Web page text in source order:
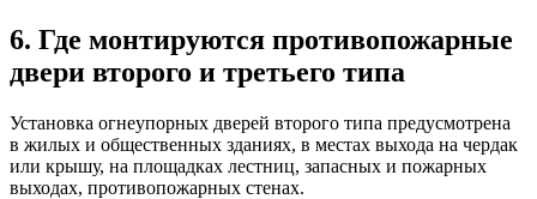
6. Где монтируются противопожарные
двери второго и третьего типа
Установка огнеупорных дверей второго типа предусмотрена
в жилых и общественных зданиях, в местах выхода на чердак
или крышу, на площадках лестниц, запасных и пожарных
выходах, противопожарных стенах.